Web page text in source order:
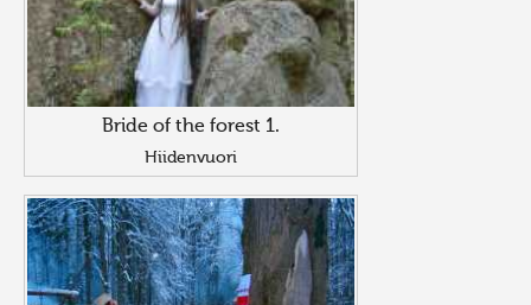
Bride of the forest 1.
Hiidenvuori